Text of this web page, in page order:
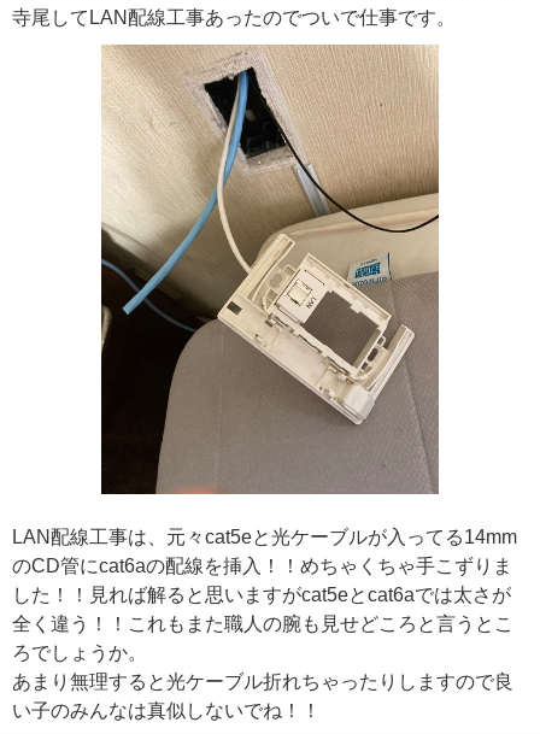
寺尾してLAN配線工事あったのでついで仕事です。
LAN配線工事は、元々cat5eと光ケーブルが入ってる14mm
のCD管にcat6aの配線を挿入！！めちゃくちゃ手こずりま
した！！見れば解ると思いますがcat5eとcat6aでは太さが
全く違う！！これもまた職人の腕も見せどころと言うとこ
ろでしょうか。
あまり無理すると光ケーブル折れちゃったりしますので良
い子のみんなは真似しないでね！！